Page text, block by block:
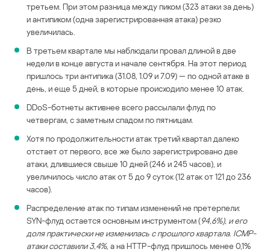
третьем. При этом разница между пиком (323 атаки за день)
и антипиком (одна зарегистрированная атака) резко
увеличилась.
В третьем квартале мы наблюдали провал длиной в две
недели в конце августа и начале сентября. На этот период
пришлось три антипика (31.08, 1.09 и 7.09) — по одной атаке в
день, и еще 5 дней, в которые происходило менее 10 атак.
DDoS-ботнеты активнее всего рассылали флуд по
четвергам, с заметным спадом по пятницам.
Хотя по продолжительности атак третий квартал далеко
отстает от первого, все же было зарегистрировано две
атаки, длившиеся свыше 10 дней (246 и 245 часов), и
увеличилось число атак от 5 до 9 суток (12 атак от 121 до 236
часов).
Распределение атак по типам изменений не претерпели:
SYN-флуд остается основным инструментом (94,6%), и его
доля практически не изменилась с прошлого квартала. ICMP-
атаки составили 3,4%, а на HTTP-флуд пришлось менее 0,1%